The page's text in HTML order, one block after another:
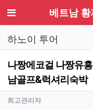
메뉴 베트남
하노이 투어
나짱에코걸 나짱유
남골프&럭셔리숙박
작성자 정보
최고관리자작성